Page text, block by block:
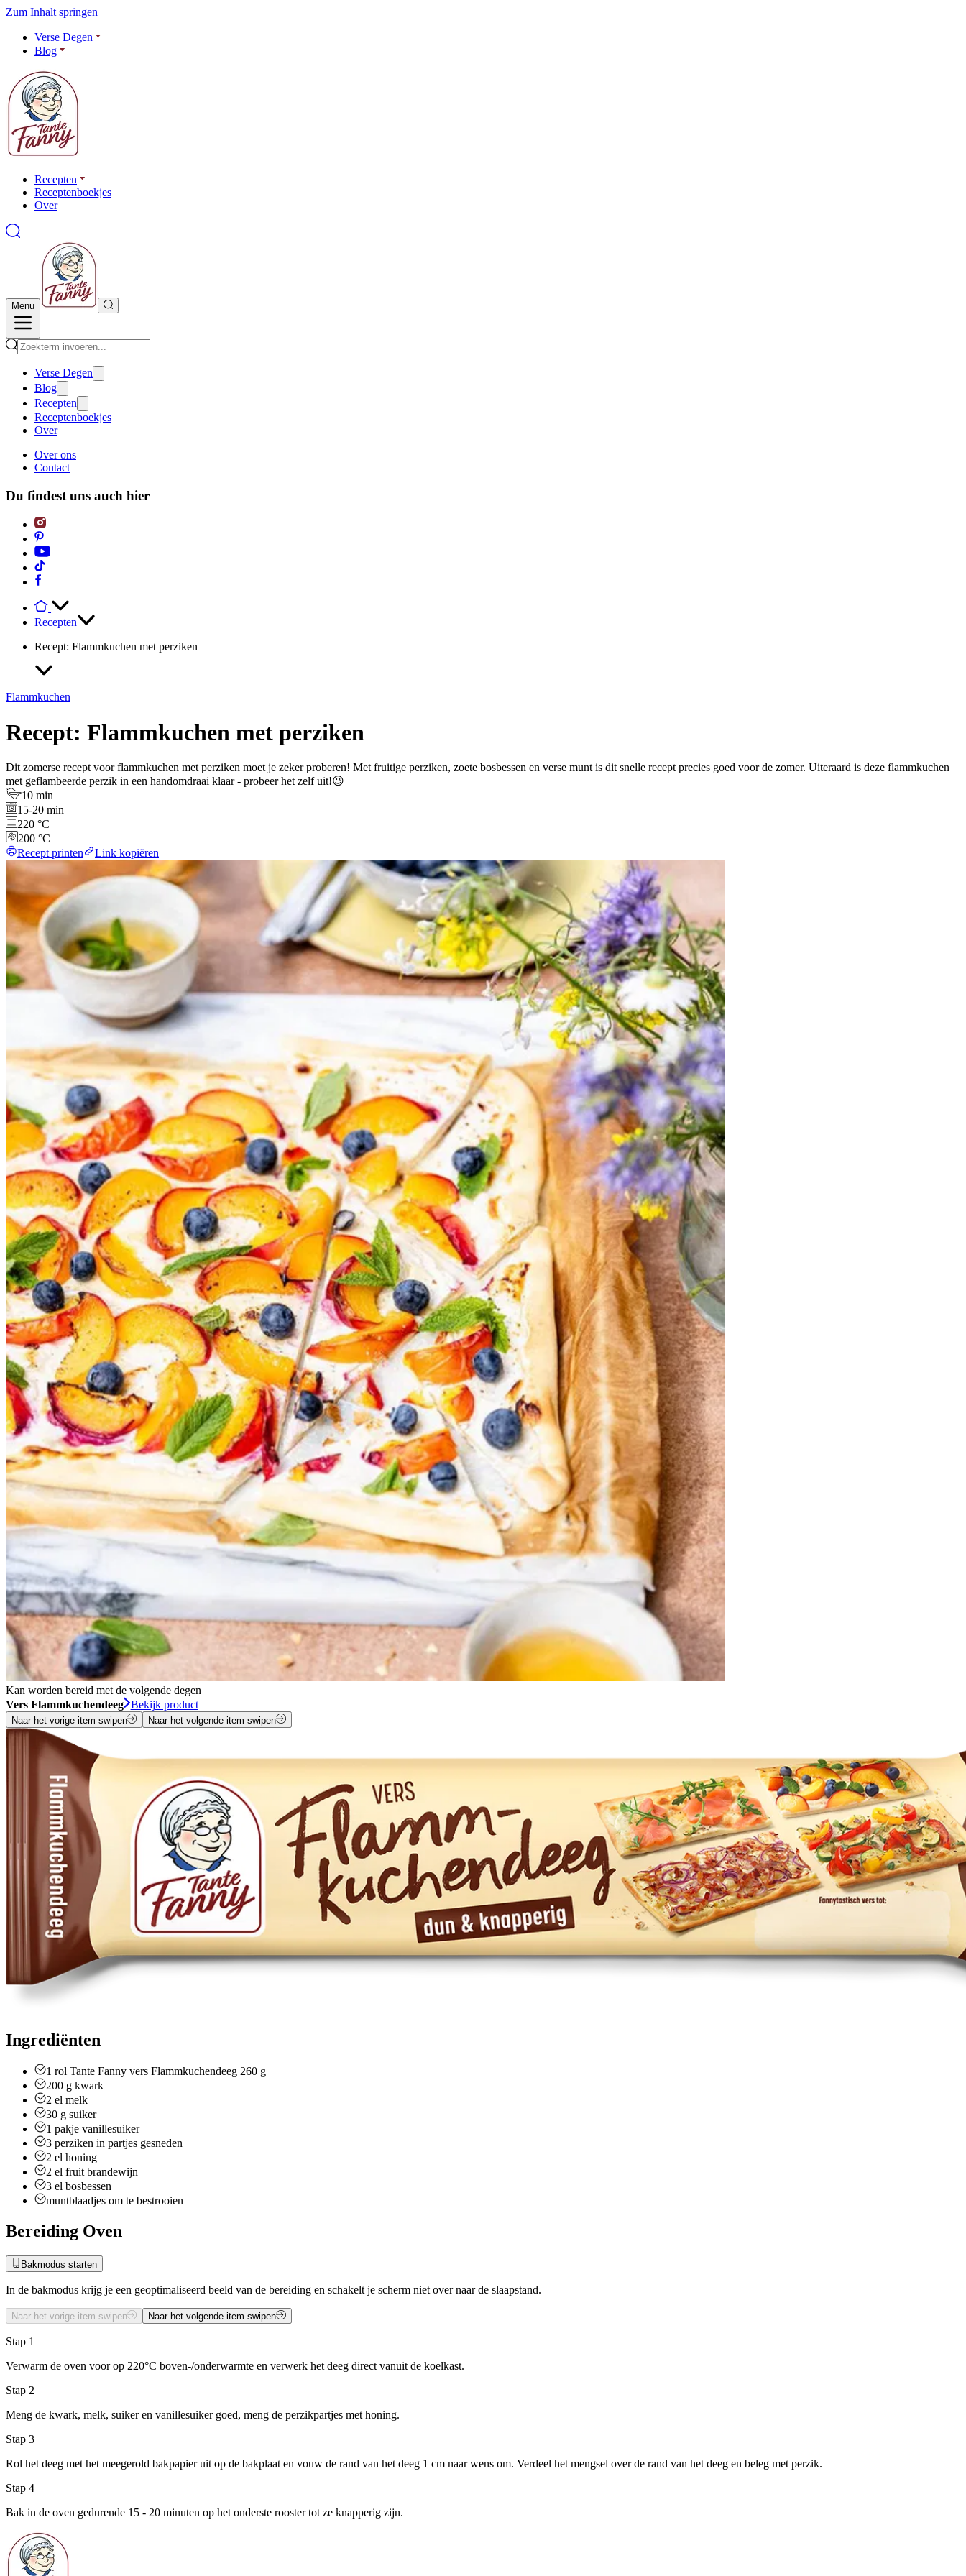
Zum Inhalt springen
Verse Degen
Blog
Recepten
Receptenboekjes
Over
Menu
Verse Degen
Blog
Recepten
Receptenboekjes
Over
Over ons
Contact
Du findest uns auch hier
Recepten
Recept: Flammkuchen met perziken
Flammkuchen
Recept: Flammkuchen met perziken
Dit zomerse recept voor flammkuchen met perziken moet je zeker proberen! Met fruitige perziken, zoete bosbessen en verse munt is dit snelle recept precies goed voor de zomer. Uiteraard is deze flammkuchen
met geflambeerde perzik in een handomdraai klaar - probeer het zelf uit!😉
10 min
15-20 min
220 °C
200 °C
Recept printen
Link kopiëren
Kan worden bereid met de volgende degen
Vers Flammkuchendeeg Bekijk product
Naar het vorige item swipen Naar het volgende item swipen
Ingrediënten
1 rol Tante Fanny vers Flammkuchendeeg 260 g
200 g kwark
2 el melk
30 g suiker
1 pakje vanillesuiker
3 perziken in partjes gesneden
2 el honing
2 el fruit brandewijn
3 el bosbessen
muntblaadjes om te bestrooien
Bereiding Oven
Bakmodus starten
In de bakmodus krijg je een geoptimaliseerd beeld van de bereiding en schakelt je scherm niet over naar de slaapstand.
Naar het vorige item swipen Naar het volgende item swipen
Stap 1
Verwarm de oven voor op 220°C boven-/onderwarmte en verwerk het deeg direct vanuit de koelkast.
Stap 2
Meng de kwark, melk, suiker en vanillesuiker goed, meng de perzikpartjes met honing.
Stap 3
Rol het deeg met het meegerold bakpapier uit op de bakplaat en vouw de rand van het deeg 1 cm naar wens om. Verdeel het mengsel over de rand van het deeg en beleg met perzik.
Stap 4
Bak in de oven gedurende 15 - 20 minuten op het onderste rooster tot ze knapperig zijn.